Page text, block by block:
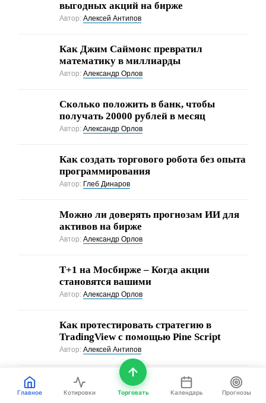
выгодных акций на бирже
Автор:Алексей Антипов
Как Джим Саймонс превратил
математику в миллиарды
Автор:Александр Орлов
Сколько положить в банк, чтобы
получать 20000 рублей в месяц
Автор:Александр Орлов
Как создать торгового робота без опыта
программирования
Автор: Глеб Динаров
Можно ли доверять прогнозам ИИ для
активов на бирже
Автор:Александр Орлов
Т+1 на Мосбирже – Когда акции
становятся вашими
Автор:Александр Орлов
Как протестировать стратегию в
TradingView с помощью Pine Script
Автор:Алексей Антипов
ПОКАЗАТЕЛИ РЫНКА
Главное Котировки Торговать Календарь Прогнозы